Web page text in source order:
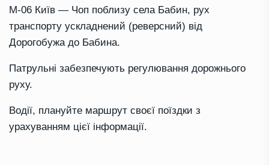
М-06 Київ — Чоп поблизу села Бабин, рух
транспорту ускладнений (реверсний) від
Дорогобужа до Бабина.
Патрульні забезпечують регулювання дорожнього
руху.
Водії, плануйте маршрут своєї поїздки з
урахуванням цієї інформації.